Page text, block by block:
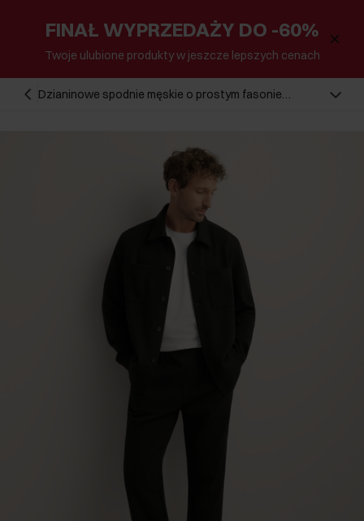
FINAŁ WYPRZEDAŻY DO -60%
Twoje ulubione produkty w jeszcze lepszych cenach
Dzianinowe spodnie męskie o prostym fasonie